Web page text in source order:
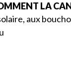
LA
aux